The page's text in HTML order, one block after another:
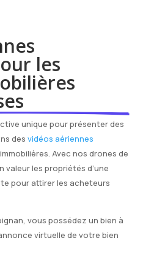
les
unique pour présenter des
desvidéos aériennes
Avec nos drones de
les propriétés d’une
pour attirer les acheteurs
vous possédez un bien à
virtuelle de votre bien